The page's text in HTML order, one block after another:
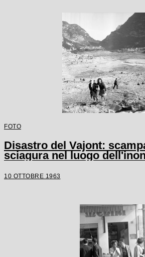
FOTO
Disastro del Vajont:
sciagura nel luogo
10 OTTOBRE 1963